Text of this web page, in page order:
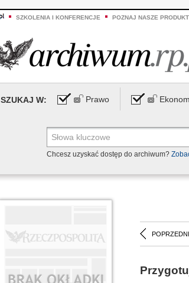
SZKOLENIA I KONFERENCJE POZNAJ NASZE
SZUKAJ W: Prawo
Chcesz uzyskać dostęp do archiwum?